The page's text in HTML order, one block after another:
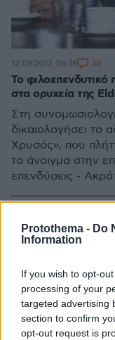
Protothema - Do
Information
If you wish to opt-
processing of your
targeted advertising
section to confirm
opt-out request is
Το
στα ορυχεία της
Στη
δικαιολογήσει το
Χρυσός», που
το άνοιγμα στην
επενδύσεις -
12.09.2017, 06:16 38